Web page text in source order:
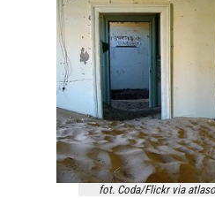
fot. Coda/Flickr via